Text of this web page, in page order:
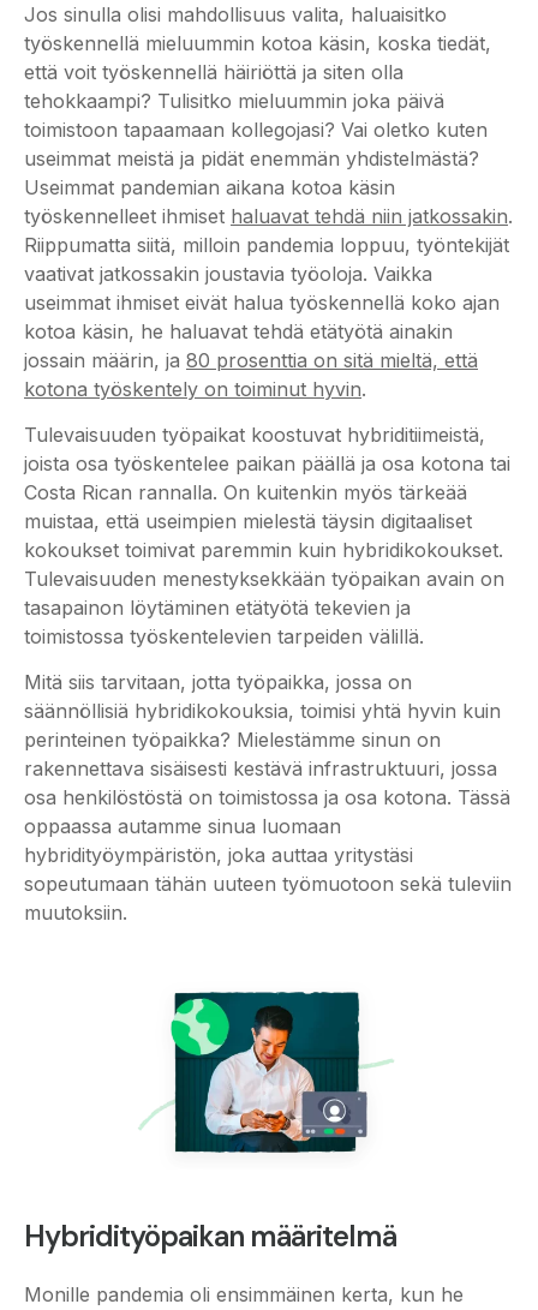
Jos sinulla olisi mahdollisuus valita, haluaisitko
työskennellä mieluummin kotoa käsin, koska tiedät,
että voit työskennellä häiriöttä ja siten olla
tehokkaampi? Tulisitko mieluummin joka päivä
toimistoon tapaamaan kollegojasi? Vai oletko kuten
useimmat meistä ja pidät enemmän yhdistelmästä?
Useimmat pandemian aikana kotoa käsin
työskennelleet ihmiset haluavat tehdä niin jatkossakin.
Riippumatta siitä, milloin pandemia loppuu, työntekijät
vaativat jatkossakin joustavia työoloja. Vaikka
useimmat ihmiset eivät halua työskennellä koko ajan
kotoa käsin, he haluavat tehdä etätyötä ainakin
jossain määrin, ja 80 prosenttia on sitä mieltä, että
kotona työskentely on toiminut hyvin.
Tulevaisuuden työpaikat koostuvat hybriditiimeistä,
joista osa työskentelee paikan päällä ja osa kotona tai
Costa Rican rannalla. On kuitenkin myös tärkeää
muistaa, että useimpien mielestä täysin digitaaliset
kokoukset toimivat paremmin kuin hybridikokoukset.
Tulevaisuuden menestyksekkään työpaikan avain on
tasapainon löytäminen etätyötä tekevien ja
toimistossa työskentelevien tarpeiden välillä.
Mitä siis tarvitaan, jotta työpaikka, jossa on
säännöllisiä hybridikokouksia, toimisi yhtä hyvin kuin
perinteinen työpaikka? Mielestämme sinun on
rakennettava sisäisesti kestävä infrastruktuuri, jossa
osa henkilöstöstä on toimistossa ja osa kotona. Tässä
oppaassa autamme sinua luomaan
hybridityöympäristön, joka auttaa yritystäsi
sopeutumaan tähän uuteen työmuotoon sekä tuleviin
muutoksiin.
Hybridityöpaikan määritelmä
Monille pandemia oli ensimmäinen kerta, kun he